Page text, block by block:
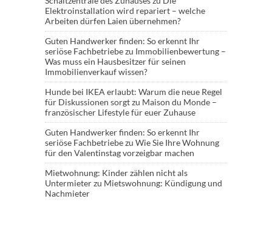
Elektroinstallation wird repariert – welche
Arbeiten dürfen Laien übernehmen?
Guten Handwerker finden: So erkennt Ihr
seriöse Fachbetriebezu Immobilienbewertung –
Was muss ein Hausbesitzer für seinen
Immobilienverkauf wissen?
Hunde bei IKEA erlaubt: Warum die neue Regel
für Diskussionen sorgtzu Maison du Monde –
französischer Lifestyle für euer Zuhause
Guten Handwerker finden: So erkennt Ihr
seriöse Fachbetriebezu Wie Sie Ihre Wohnung
für den Valentinstag vorzeigbar machen
Mietwohnung: Kinder zählen nicht als
Untermieterzu Mietswohnung: Kündigung und
Nachmieter